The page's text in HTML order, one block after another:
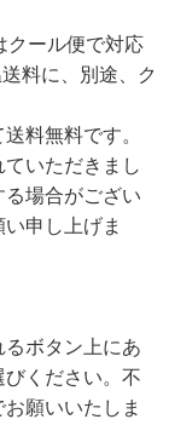
クール便で対応
料に、別途、ク
料無料です。
ていただきまし
場合がござい
申し上げま
るボタン上にあ
ください。不
願いいたしま